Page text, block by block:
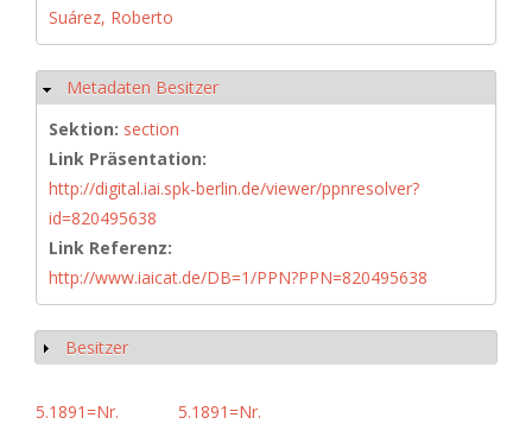
Suárez, Roberto
Ausblenden
Metadaten Besitzer
Sektion: section
Link Präsentation:
http://digital.iai.spk-berlin.de/viewer/ppnresolver?
id=820495638
Link Referenz:
http://www.iaicat.de/DB=1/PPN?PPN=820495638
Anzeigen
Besitzer
5.1891=Nr.
5.1891=Nr.